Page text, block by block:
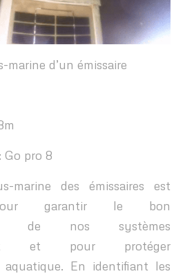
d’un émissaire
Go pro 8
marine des émissaires est
garantir le bon
de nos systèmes
et pour protéger
aquatique. En identifiant les